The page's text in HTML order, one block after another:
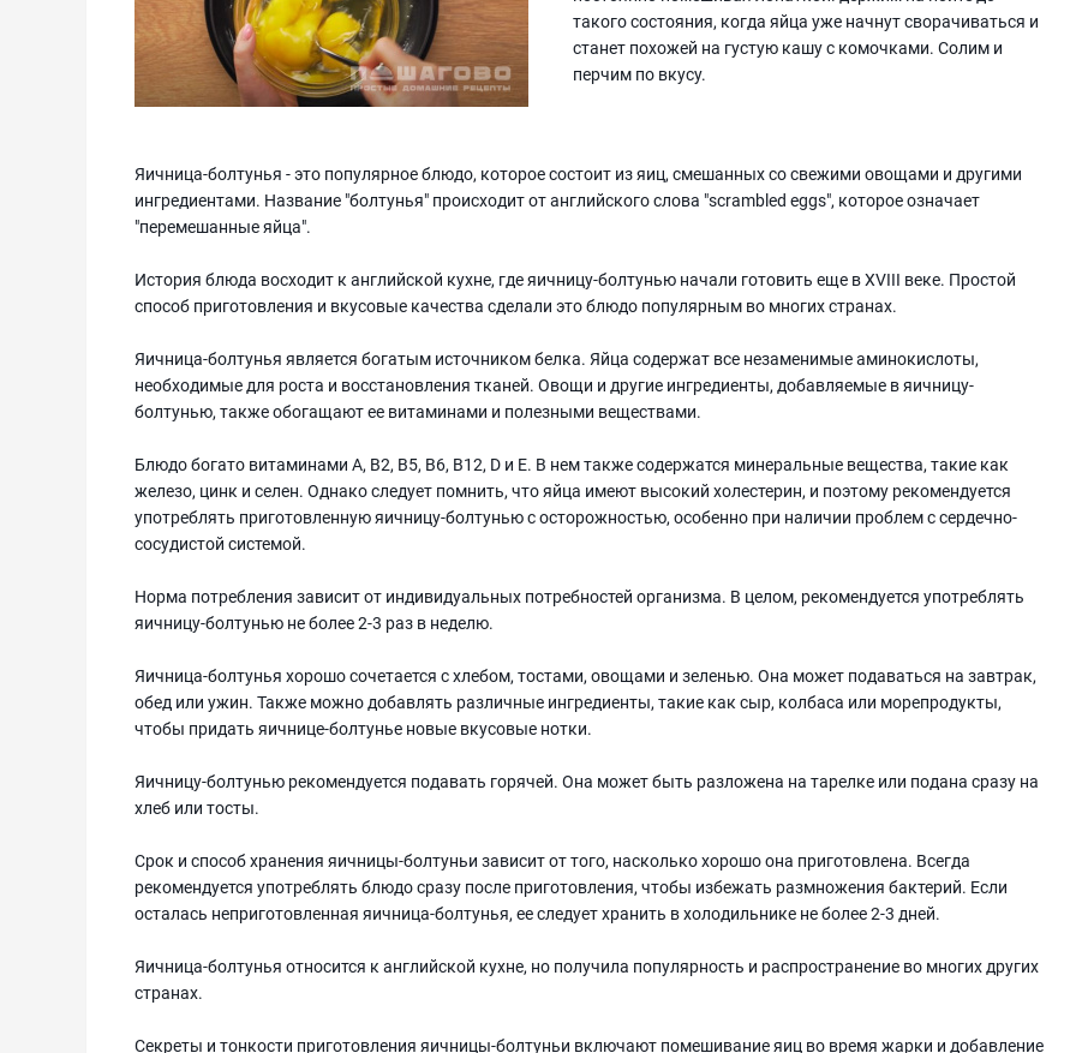
такого состояния, когда яйца уже начнут сворачиваться и
станет похожей на густую кашу с комочками. Солим и
перчим по вкусу.
Яичница-болтунья - это популярное блюдо, которое состоит из яиц, смешанных со свежими овощами и другими
ингредиентами. Название "болтунья" происходит от английского слова "scrambled eggs", которое означает
"перемешанные яйца".
История блюда восходит к английской кухне, где яичницу-болтунью начали готовить еще в XVIII веке. Простой
способ приготовления и вкусовые качества сделали это блюдо популярным во многих странах.
Яичница-болтунья является богатым источником белка. Яйца содержат все незаменимые аминокислоты,
необходимые для роста и восстановления тканей. Овощи и другие ингредиенты, добавляемые в яичницу-
болтунью, также обогащают ее витаминами и полезными веществами.
Блюдо богато витаминами A, B2, B5, B6, B12, D и Е. В нем также содержатся минеральные вещества, такие как
железо, цинк и селен. Однако следует помнить, что яйца имеют высокий холестерин, и поэтому рекомендуется
употреблять приготовленную яичницу-болтунью с осторожностью, особенно при наличии проблем с сердечно-
сосудистой системой.
Норма потребления зависит от индивидуальных потребностей организма. В целом, рекомендуется употреблять
яичницу-болтунью не более 2-3 раз в неделю.
Яичница-болтунья хорошо сочетается с хлебом, тостами, овощами и зеленью. Она может подаваться на завтрак,
обед или ужин. Также можно добавлять различные ингредиенты, такие как сыр, колбаса или морепродукты,
чтобы придать яичнице-болтунье новые вкусовые нотки.
Яичницу-болтунью рекомендуется подавать горячей. Она может быть разложена на тарелке или подана сразу на
хлеб или тосты.
Срок и способ хранения яичницы-болтуньи зависит от того, насколько хорошо она приготовлена. Всегда
рекомендуется употреблять блюдо сразу после приготовления, чтобы избежать размножения бактерий. Если
осталась неприготовленная яичница-болтунья, ее следует хранить в холодильнике не более 2-3 дней.
Яичница-болтунья относится к английской кухне, но получила популярность и распространение во многих других
странах.
Секреты и тонкости приготовления яичницы-болтуньи включают помешивание яиц во время жарки и добавление